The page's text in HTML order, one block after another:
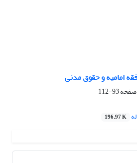
امامیه و حقوق مدنی
93-112
196.97 K